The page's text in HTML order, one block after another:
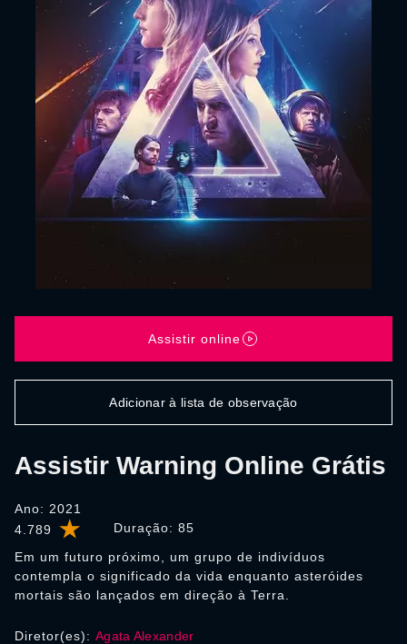
4.789 Duração: 85
Assistir Warning Online Grátis
Ano: 2021
Em um futuro próximo, um grupo de indivíduos
contempla o significado da vida enquanto asteróides
mortais são lançados em direção à Terra.
Assistir online
Adicionar à lista de observação
Diretor(es): Agata Alexander